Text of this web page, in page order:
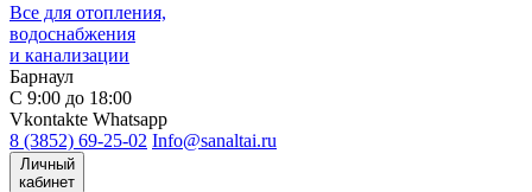
Все для отопления,
водоснабжения
и канализации
Барнаул
С 9:00 до 18:00
Vkontakte Whatsapp
8 (3852) 69-25-02 Info@sanaltai.ru
Личный
кабинет